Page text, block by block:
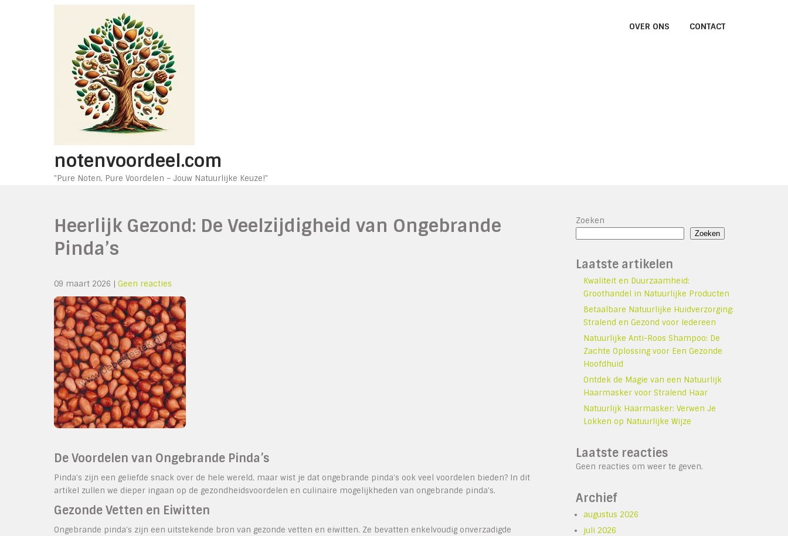
notenvoordeel.com
"Pure Noten, Pure Voordelen – Jouw Natuurlijke Keuze!"
OVER ONS CONTACT
Heerlijk Gezond: De Veelzijdigheid van Ongebrande
Pinda’s
09 maart 2026 | Geen reacties
De Voordelen van Ongebrande Pinda’s
Pinda’s zijn een geliefde snack over de hele wereld, maar wist je dat ongebrande pinda’s ook veel voordelen bieden? In dit
artikel zullen we dieper ingaan op de gezondheidsvoordelen en culinaire mogelijkheden van ongebrande pinda’s.
Gezonde Vetten en Eiwitten
Ongebrande pinda’s zijn een uitstekende bron van gezonde vetten en eiwitten. Ze bevatten enkelvoudig onverzadigde
Zoeken
Zoeken
Laatste artikelen
Kwaliteit en Duurzaamheid:
Groothandel in Natuurlijke Producten
Betaalbare Natuurlijke Huidverzorging:
Stralend en Gezond voor Iedereen
Natuurlijke Anti-Roos Shampoo: De
Zachte Oplossing voor Een Gezonde
Hoofdhuid
Ontdek de Magie van een Natuurlijk
Haarmasker voor Stralend Haar
Natuurlijk Haarmasker: Verwen Je
Lokken op Natuurlijke Wijze
Laatste reacties
Geen reacties om weer te geven.
Archief
augustus 2026
juli 2026